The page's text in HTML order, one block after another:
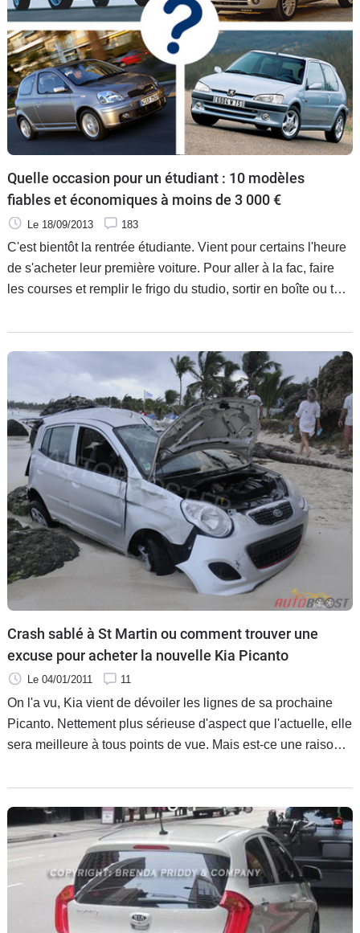
Quelle occasion pour un étudiant : 10 modèles
fiables et économiques à moins de 3 000 €
Le 18/09/2013 183
C'est bientôt la rentrée étudiante. Vient pour certains l'heure
de s'acheter leur première voiture. Pour aller à la fac, faire
les courses et remplir le frigo du studio, sortir en boîte ou tout
cette auto devra être économique, fiable, pas chère à l'achat
et si possible encore un peu à la mode, pour ne pas paraître
le dernier des ringards… Caradisiac vous a sélectionné
quelques perles rares. Ah, au fait, elles sont aussi de bons
choix pour les "non étudiants", évidemment…
Crash sablé à St Martin ou comment trouver une
excuse pour acheter la nouvelle Kia Picanto
Le 04/01/2011 11
On l'a vu, Kia vient de dévoiler les lignes de sa prochaine
Picanto. Nettement plus sérieuse d'aspect que l'actuelle, elle
sera meilleure à tous points de vue. Mais est-ce une raison
tonneau sablé sur une plage de l'île de Saint Martin ?